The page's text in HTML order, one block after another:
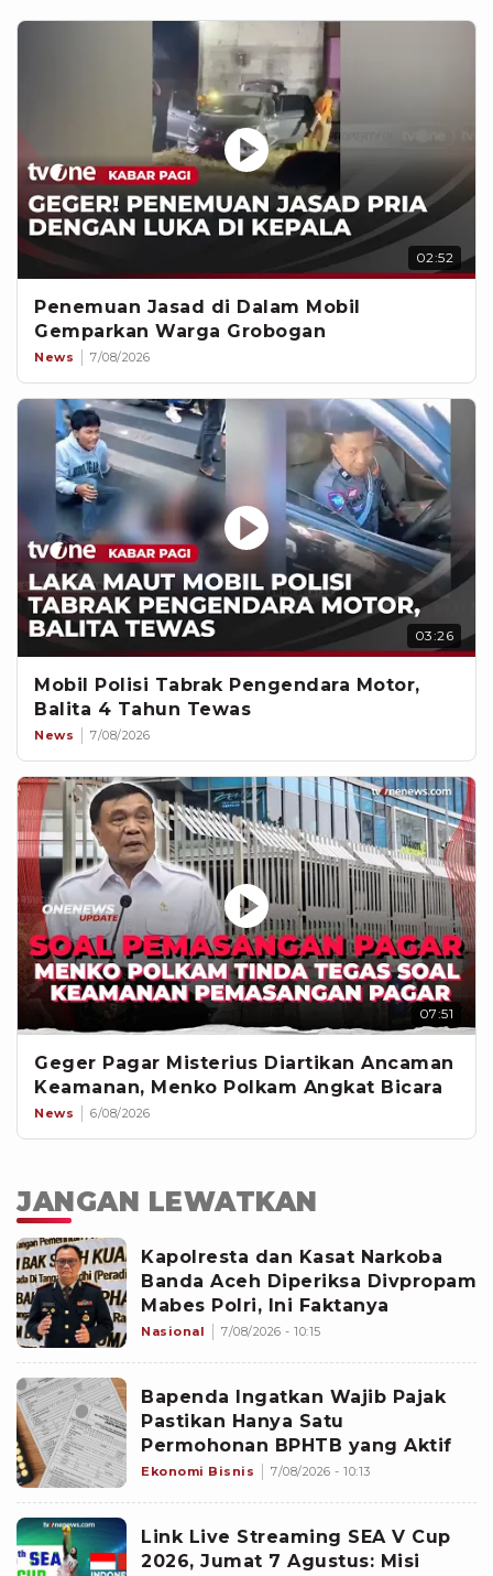
02:52
Penemuan Jasad di Dalam Mobil
Gemparkan Warga Grobogan
News 7/08/2026
03:26
Mobil Polisi Tabrak Pengendara Motor,
Balita 4 Tahun Tewas
News 7/08/2026
07:51
Geger Pagar Misterius Diartikan Ancaman
Keamanan, Menko Polkam Angkat Bicara
News 6/08/2026
JANGAN LEWATKAN
Kapolresta dan Kasat Narkoba
Banda Aceh Diperiksa Divpropam
Mabes Polri, Ini Faktanya
Nasional 7/08/2026 - 10:15
Bapenda Ingatkan Wajib Pajak
Pastikan Hanya Satu
Permohonan BPHTB yang Aktif
Ekonomi Bisnis 7/08/2026 - 10:13
Link Live Streaming SEA V Cup
2026, Jumat 7 Agustus: Misi